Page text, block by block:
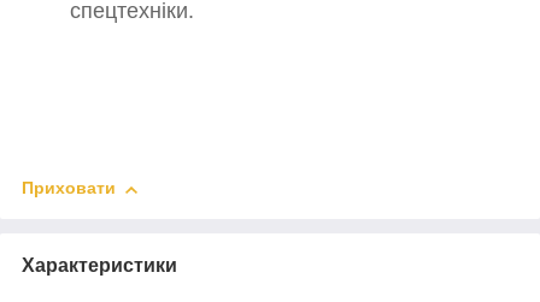
спецтехніки.
Приховати
Характеристики